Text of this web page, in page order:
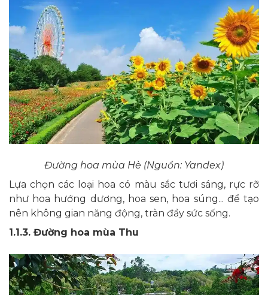
Đường hoa mùa Hè (Nguồn: Yandex)
Lựa chọn các loại hoa có màu sắc tươi sáng, rực rỡ
như hoa hướng dương, hoa sen, hoa súng... để tạo
nên không gian năng động, tràn đầy sức sống.
1.1.3. Đường hoa mùa Thu